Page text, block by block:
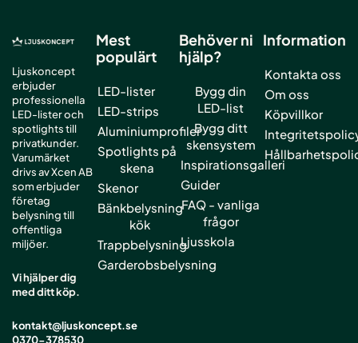
Ljuskoncept
erbjuder
professionella
LED-lister och
spotlights till
privatkunder.
Varumärket
drivs av Xcen AB
som erbjuder
företag
belysning till
offentliga
miljöer.
Vi hjälper dig
med ditt köp.
kontakt@ljuskoncept.se
0370-378530
Mest
populärt
LED-lister
LED-strips
Aluminiumprofiler
Spotlights på
skena
Skenor
Bänkbelysning
kök
Trappbelysning
Garderobsbelysning
Behöver ni
hjälp?
Bygg din
LED-list
Bygg ditt
skensystem
Inspirationsgalleri
Guider
FAQ - vanliga
frågor
Ljusskola
Information
Kontakta oss
Om oss
Köpvillkor